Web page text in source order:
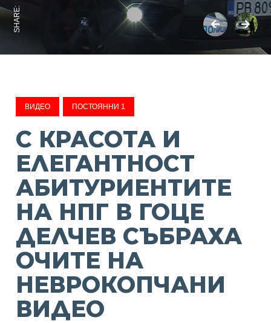
SHARE:
ВИДЕО ПОСТОЯННИ 1
С КРАСОТА И
ЕЛЕГАНТНОСТ
АБИТУРИЕНТИТЕ
НА НПГ В ГОЦЕ
ДЕЛЧЕВ СЪБРАХА
ОЧИТЕ НА
НЕВРОКОПЧАНИ
ВИДЕО